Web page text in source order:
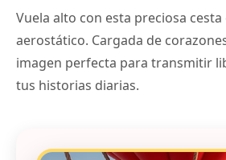
Vuela alto con esta preciosa
aerostático. Cargada de
imagen perfecta para transmitir
tus historias diarias.